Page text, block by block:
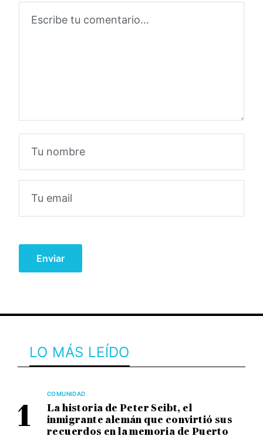
LO MÁS LEÍDO
COMUNIDAD
La historia de Peter Seibt, el
inmigrante alemán que convirtió sus
recuerdos en la memoria de Puerto